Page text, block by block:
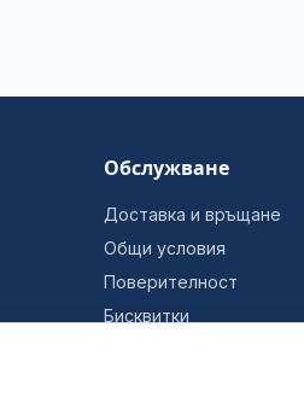
Обслужване
Доставка и връщане
Общи условия
Поверителност
Бисквитки